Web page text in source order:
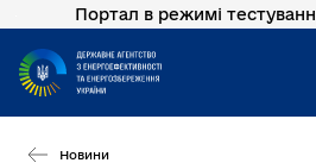
Перейти
основного
вмісту
Портал в режимі
Новини